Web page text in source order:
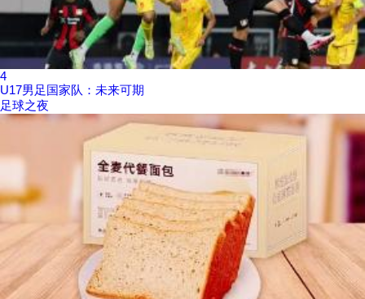
4
U17男足国家队：未来可期
足球之夜